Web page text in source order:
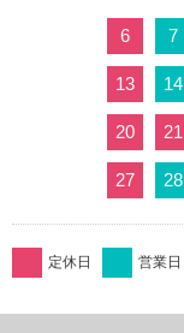
6 7
13 14
20 21
27 28
定休日 営業日